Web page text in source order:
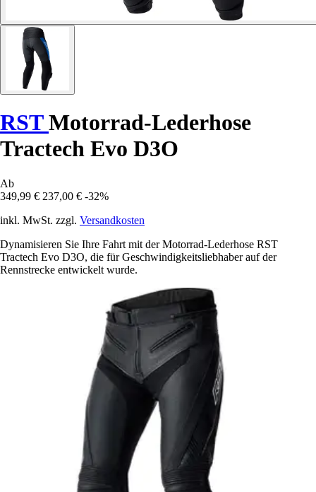
RSTMotorrad-Lederhose
Tractech Evo D3O
Ab
349,99 € 237,00 € -32%
inkl. MwSt. zzgl. Versandkosten
Dynamisieren Sie Ihre Fahrt mit der Motorrad-Lederhose RST
Tractech Evo D3O, die für Geschwindigkeitsliebhaber auf der
Rennstrecke entwickelt wurde.